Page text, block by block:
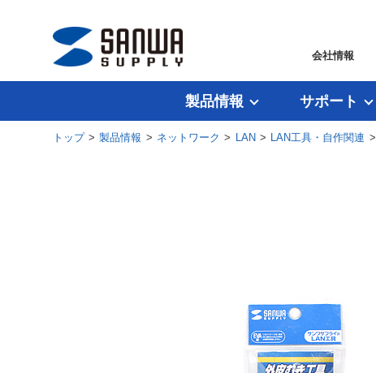
会社情報
製品情報 サポート
トップ>製品情報 > ネットワーク > LAN > LAN工具・自作関連 >